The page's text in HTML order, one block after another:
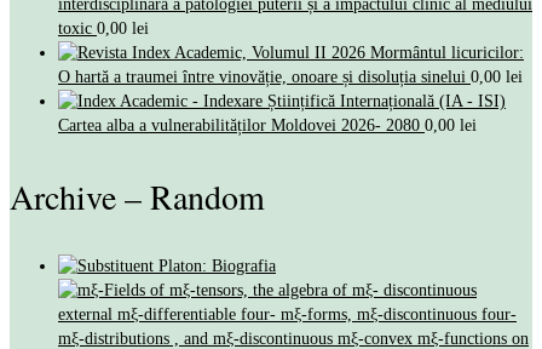
interdisciplinară a patologiei puterii și a impactului clinic al mediului
toxic 0,00 lei
Mormântul licuricilor:
O hartă a traumei între vinovăție, onoare și disoluția sinelui 0,00 lei
Cartea alba a vulnerabilităților Moldovei 2026- 2080 0,00 lei
Archive – Random
Platon: Biografia